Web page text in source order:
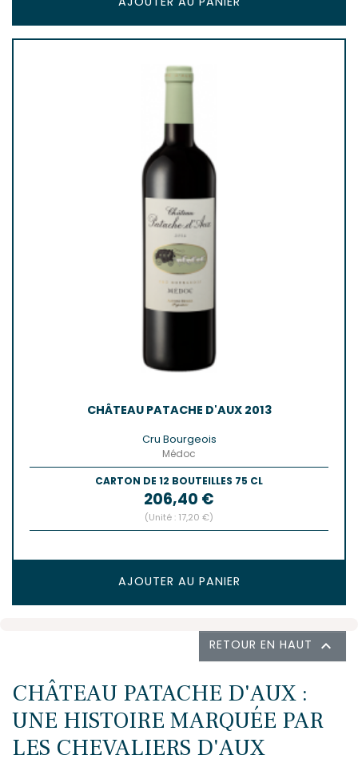
CHÂTEAU PATACHE D'AUX 2013
Cru Bourgeois
Médoc
CARTON DE 12 BOUTEILLES 75 CL
Prix
206,40 €
(Unité : 17,20 €)
AJOUTER AU PANIER
RETOUR EN HAUT 
CHÂTEAU PATACHE D'AUX :
UNE HISTOIRE MARQUÉE PAR
LES CHEVALIERS D'AUX